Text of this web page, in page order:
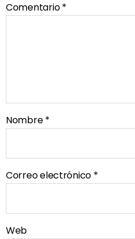
Comentario*
Nombre*
Correo electrónico *
Web